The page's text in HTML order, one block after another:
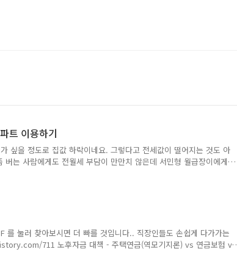
트 이용하기
싶을 정도로 집값 하락이네요. 그렇다고 전세값이 떨어지는 것도 아
는 사람에게도 전월세 부담이 만만치 않은데 서민형 월급장이에게
스러운 비정규직 알바에게는 주거문제는 지옥이라고 봐도 될 듯 싶습
데 이 포스팅의 타이틀인 "국민임대아파트" 에 입주하는 것입니다.
만 어디까지나 주는 국민..
를 눌러 찾아보시면 더 빠를 것입니다.. 직장인들도 손쉽게 다가가는
711 노후자금 대책 - 주택연금(역모기지론) vs 연금보험 vs
융투자를 위해서 재무설계는 필수! -
한 노후대비 & 은퇴설계 활용법 - http://naturis.tistory.com/710